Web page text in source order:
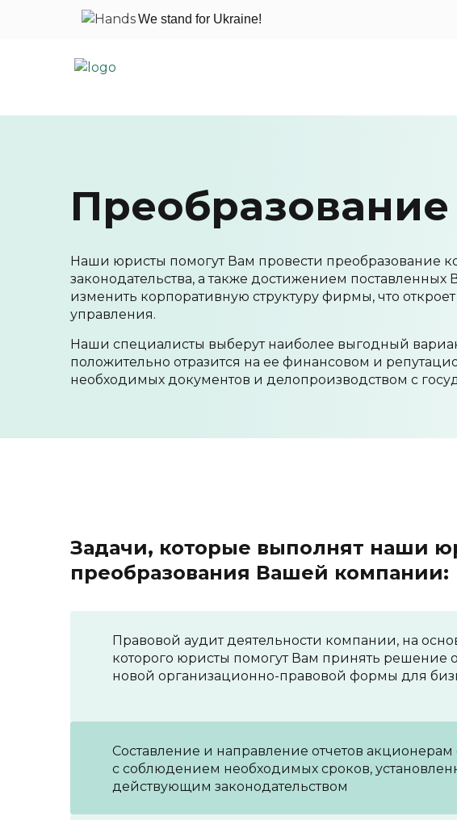
We stand for Ukraine!
Наши юристы помогут Вам провести преобразование
законодательства, а также достижением
изменить корпоративную структуру фирмы, что
управления.
Наши специалисты выберут наиболее выгодный
положительно отразится на ее финансовом и
необходимых документов и делопроизводством с
Задачи, которые выполнят наши
преобразования Вашей компании:
Правовой аудит деятельности компании, на
которого юристы помогут Вам принять решение
новой организационно-правовой формы для
Составление и направление отчетов
с соблюдением необходимых сроков,
действующим законодательством